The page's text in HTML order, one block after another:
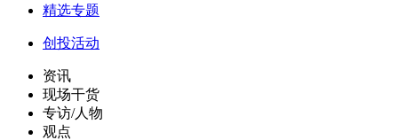
精选专题
创投活动
资讯
现场干货
专访/人物
观点